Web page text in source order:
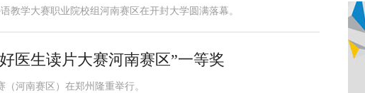
教学大赛职业院校组河南赛区在开封大学圆满落幕。
医生读片大赛河南赛区”一等奖
河南赛区）在郑州隆重举行。